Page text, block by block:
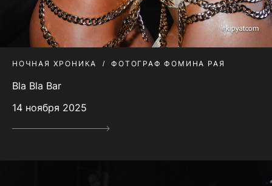
НОЧНАЯ ХРОНИКА ФОТОГРАФ ФОМИНА РАЯ
Bla Bla Bar
14 ноября 2025